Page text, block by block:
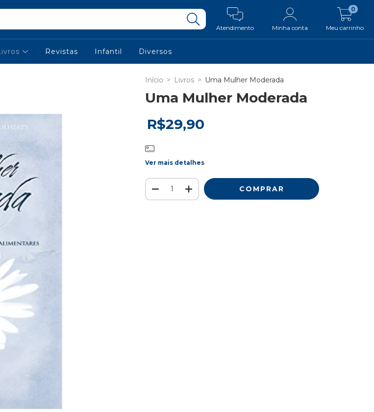
Atendimento Minha conta Meu carrinho
0
Revistas Infantil Diversos
Início > Livros > Uma Mulher Moderada
Uma Mulher Moderada
R$29,90
Ver mais detalhes